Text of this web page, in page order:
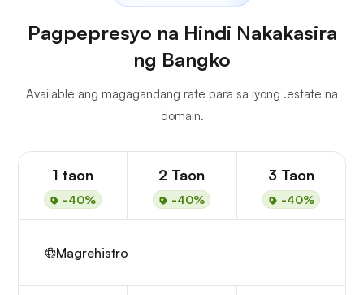
Pagpepresyo na Hindi Nakakasira
ng Bangko
Available ang magagandang rate para sa iyong .estate na
domain.
1 taon
-40%
2 Taon
-40%
3 Taon
-40%
Magrehistro